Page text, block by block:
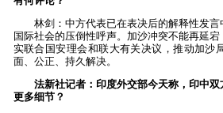
林剑：中方代表已在表决后的解释性发
国际社会的压倒性呼声。加沙冲突不能再延
实联合国安理会和联大有关决议，推动加沙
面、公正、持久解决。
法新社记者：印度外交部今天称，印中
更多细节？